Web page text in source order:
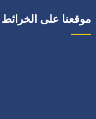
موقعنا على الخرائط